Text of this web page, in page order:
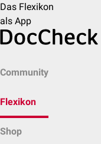
Das Flexikon
als App
Community
Flexikon
Shop